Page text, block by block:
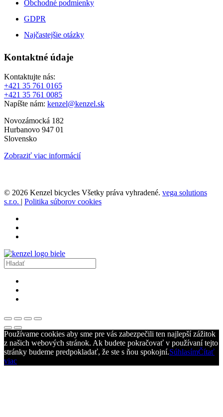
Obchodné podmienky
GDPR
Najčastejšie otázky
Kontaktné údaje
Kontaktujte nás:
+421 35 761 0165
+421 35 761 0085
Napíšte nám: kenzel@kenzel.sk
Novozámocká 182
Hurbanovo 947 01
Slovensko
Zobraziť viac informácií
© 2026 Kenzel bicycles Všetky práva vyhradené. vega solutions
s.r.o. | Politika súborov cookies
Používame cookies aby sme pre vás zabezpečili ten najlepší zážitok
z našich webových stránok. Ak budete pokračovať v používaní tejto
stránky budeme predpokladať, že ste s ňou spokojní.SúhlasímČítať
viac